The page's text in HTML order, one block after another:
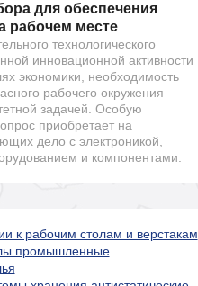
для обеспечения
рабочем месте
технологического
инновационной активности
экономики, необходимость
рабочего окружения
задачей. Особую
приобретает на
дело с электроникой,
и компонентами.
к рабочим столам и верстакам
промышленные